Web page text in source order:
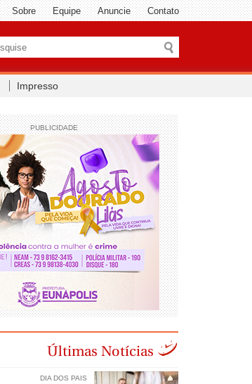
Sobre Equipe Anuncie Contato
Impresso
PUBLICIDADE
Últimas Notícias
DIA DOS PAIS